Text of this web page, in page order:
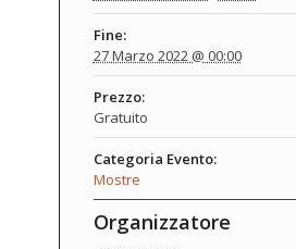
Fine:
27 Marzo 2022 @ 00:00
Prezzo:
Gratuito
Categoria Evento:
Mostre
Organizzatore